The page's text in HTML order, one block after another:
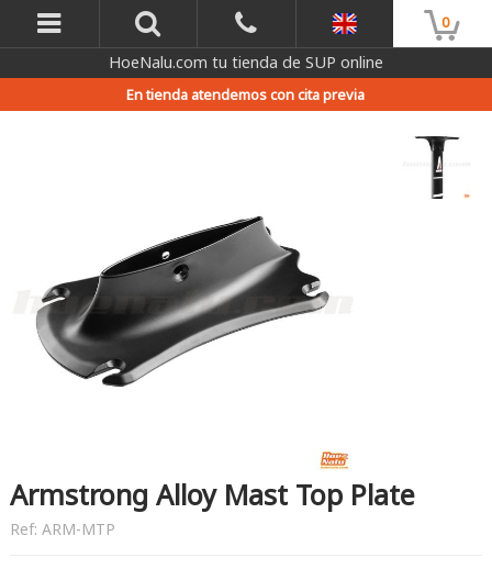
0
HoeNalu.com tu tienda de SUP online
En tienda atendemos con cita previa
Armstrong Alloy Mast Top Plate
Ref: ARM-MTP